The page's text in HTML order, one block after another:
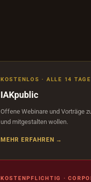
KOSTENLOS · ALLE 14 TAGE
IAKpublic
Offene Webinare und Vorträge
und mitgestalten wollen.
MEHR ERFAHREN →
KOSTENPFLICHTIG ·